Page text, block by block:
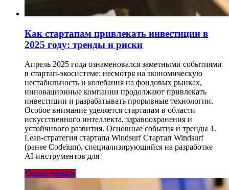
Как стартапам привлекать инвестиции в
2025 году: тренды и риски
Апрель 2025 года ознаменовался заметными событиями
в стартап-экосистеме: несмотря на экономическую
нестабильность и колебания на фондовых рынках,
инновационные компании продолжают привлекать
инвестиции и разрабатывать прорывные технологии.
Особое внимание уделяется стартапам в области
искусственного интеллекта, здравоохранения и
устойчивого развития. Основные события и тренды 1.
Lean-стратегия стартапа Windsurf Стартап Windsurf
(ранее Codeium), специализирующийся на разработке
AI-инструментов для
Читать дальше